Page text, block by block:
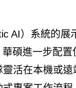
AI）系統的展
碩進一步配置
活在本機或遠